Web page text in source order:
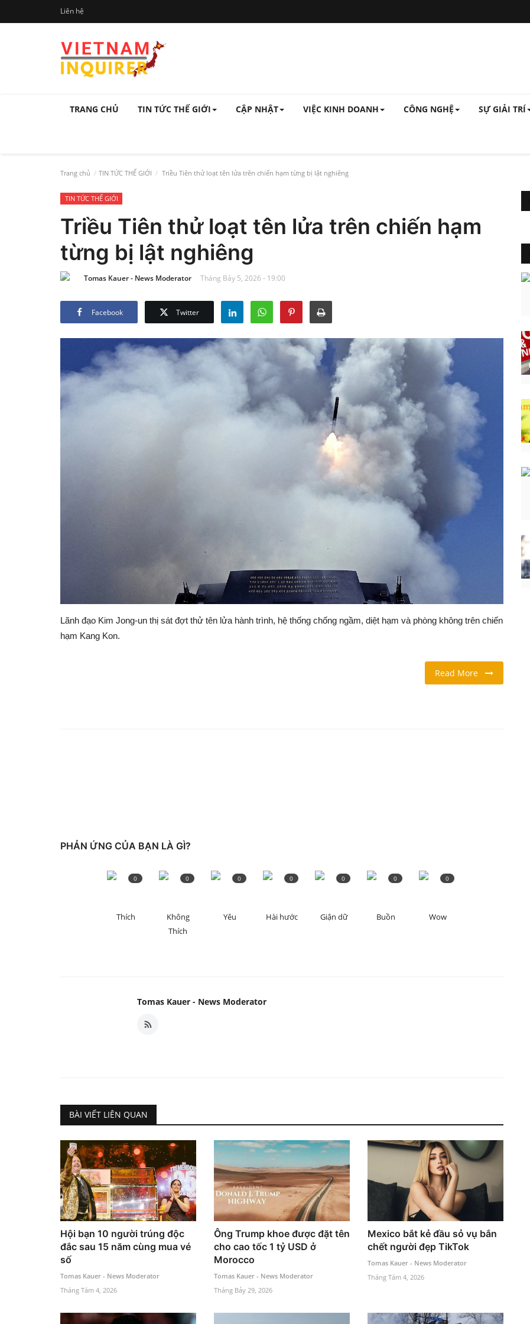
Liên hệ
TRANG CHỦ TIN TỨC THẾ GIỚI CẬP NHẬT VIỆC KINH DOANH CÔNG NGHỆ SỰ GIẢI TRÍ
Trang chủ TIN TỨC THẾ GIỚI Triều Tiên thử loạt tên lửa trên chiến hạm từng bị lật nghiêng
TIN TỨC THẾ GIỚI
Triều Tiên thử loạt tên lửa trên chiến hạm
từng bị lật nghiêng
Tomas Kauer - News Moderator Tháng Bảy 5, 2026 - 19:00
Facebook Twitter
Lãnh đạo Kim Jong-un thị sát đợt thử tên lửa hành trình, hệ thống chống ngầm, diệt hạm và phòng không trên chiến
hạm Kang Kon.
Read More
PHẢN ỨNG CỦA BẠN LÀ GÌ?
Thích
0
Không
Thích
0
Yêu
0
Hài hước
0
Giận dữ
0
Buồn
0
Wow
0
Tomas Kauer - News Moderator
BÀI VIẾT LIÊN QUAN
Hội bạn 10 người trúng độc
đắc sau 15 năm cùng mua vé
số
Tomas Kauer - News Moderator
Tháng Tám 4, 2026
Ông Trump khoe được đặt tên
cho cao tốc 1 tỷ USD ở
Morocco
Tomas Kauer - News Moderator
Tháng Bảy 29, 2026
Mexico bắt kẻ đầu sỏ vụ bắn
chết người đẹp TikTok
Tomas Kauer - News Moderator
Tháng Tám 4, 2026